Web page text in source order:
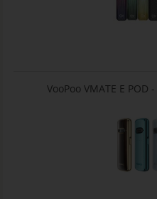
VooPoo VMATE E